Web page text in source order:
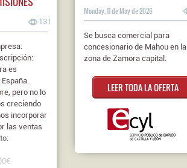
131
es
pero no lo
creciendo
incorporar
las ventas
Monday, 11 de May de 2026
Se busca comercial para
concesionario de Mahou en la
zona de Zamora capital.
LEER TODA LA OFERTA